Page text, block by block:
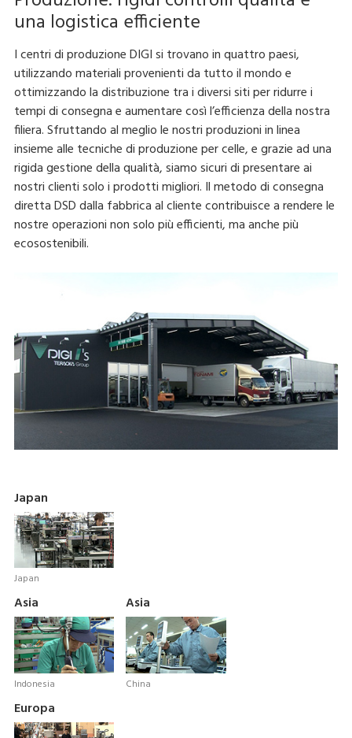
una logistica efficiente
I centri di produzione DIGI si trovano in quattro paesi,
utilizzando materiali provenienti da tutto il mondo e
ottimizzando la distribuzione tra i diversi siti per ridurre i
tempi di consegna e aumentare così l’efficienza della nostra
filiera. Sfruttando al meglio le nostri produzioni in linea
insieme alle tecniche di produzione per celle, e grazie ad una
rigida gestione della qualità, siamo sicuri di presentare ai
nostri clienti solo i prodotti migliori. Il metodo di consegna
diretta DSD dalla fabbrica al cliente contribuisce a rendere le
nostre operazioni non solo più efficienti, ma anche più
ecosostenibili.
Japan
Japan
Asia
Indonesia
Asia
China
Europa